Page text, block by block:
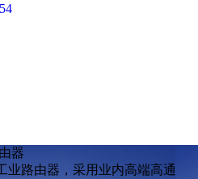
器
业路由器，采用业内高端高通